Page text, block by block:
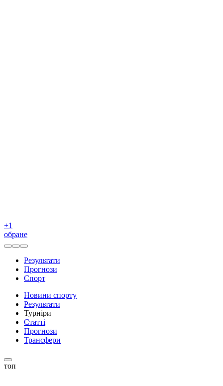
+1
обране
Результати
Прогнози
Спорт
Новини спорту
Результати
Турніри
Статті
Прогнози
Трансфери
топ